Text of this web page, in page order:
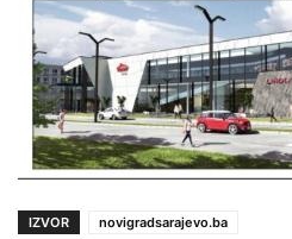
IZVOR
novigradsarajevo.ba